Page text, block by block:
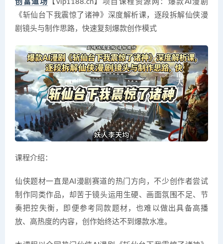
创富道场 【vip1188.cn】项目课程资源网：爆款AI漫剧
《斩仙台下我震惊了诸神》深度解析课，逐段拆解仙侠漫
剧镜头与制作思路，快速复刻爆款创作模式
课程介绍：
仙侠题材一直是AI漫剧赛道的热门方向，不少创作者尝试
制作同类作品，却苦于镜头运用生硬、画面氛围不足、节
奏把控失衡，即便参考同款题材，也难以做出具备高播
放、高热度的内容，创作始终达不到爆款水准。